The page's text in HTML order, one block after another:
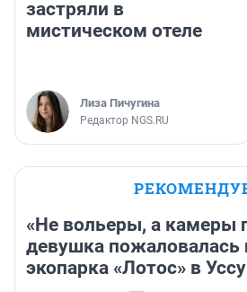
застряли в
мистическом отеле
Лиза Пичугина
Редактор NGS.RU
«Не вольеры, а камеры
девушка пожаловалась
экопарка «Лотос» в